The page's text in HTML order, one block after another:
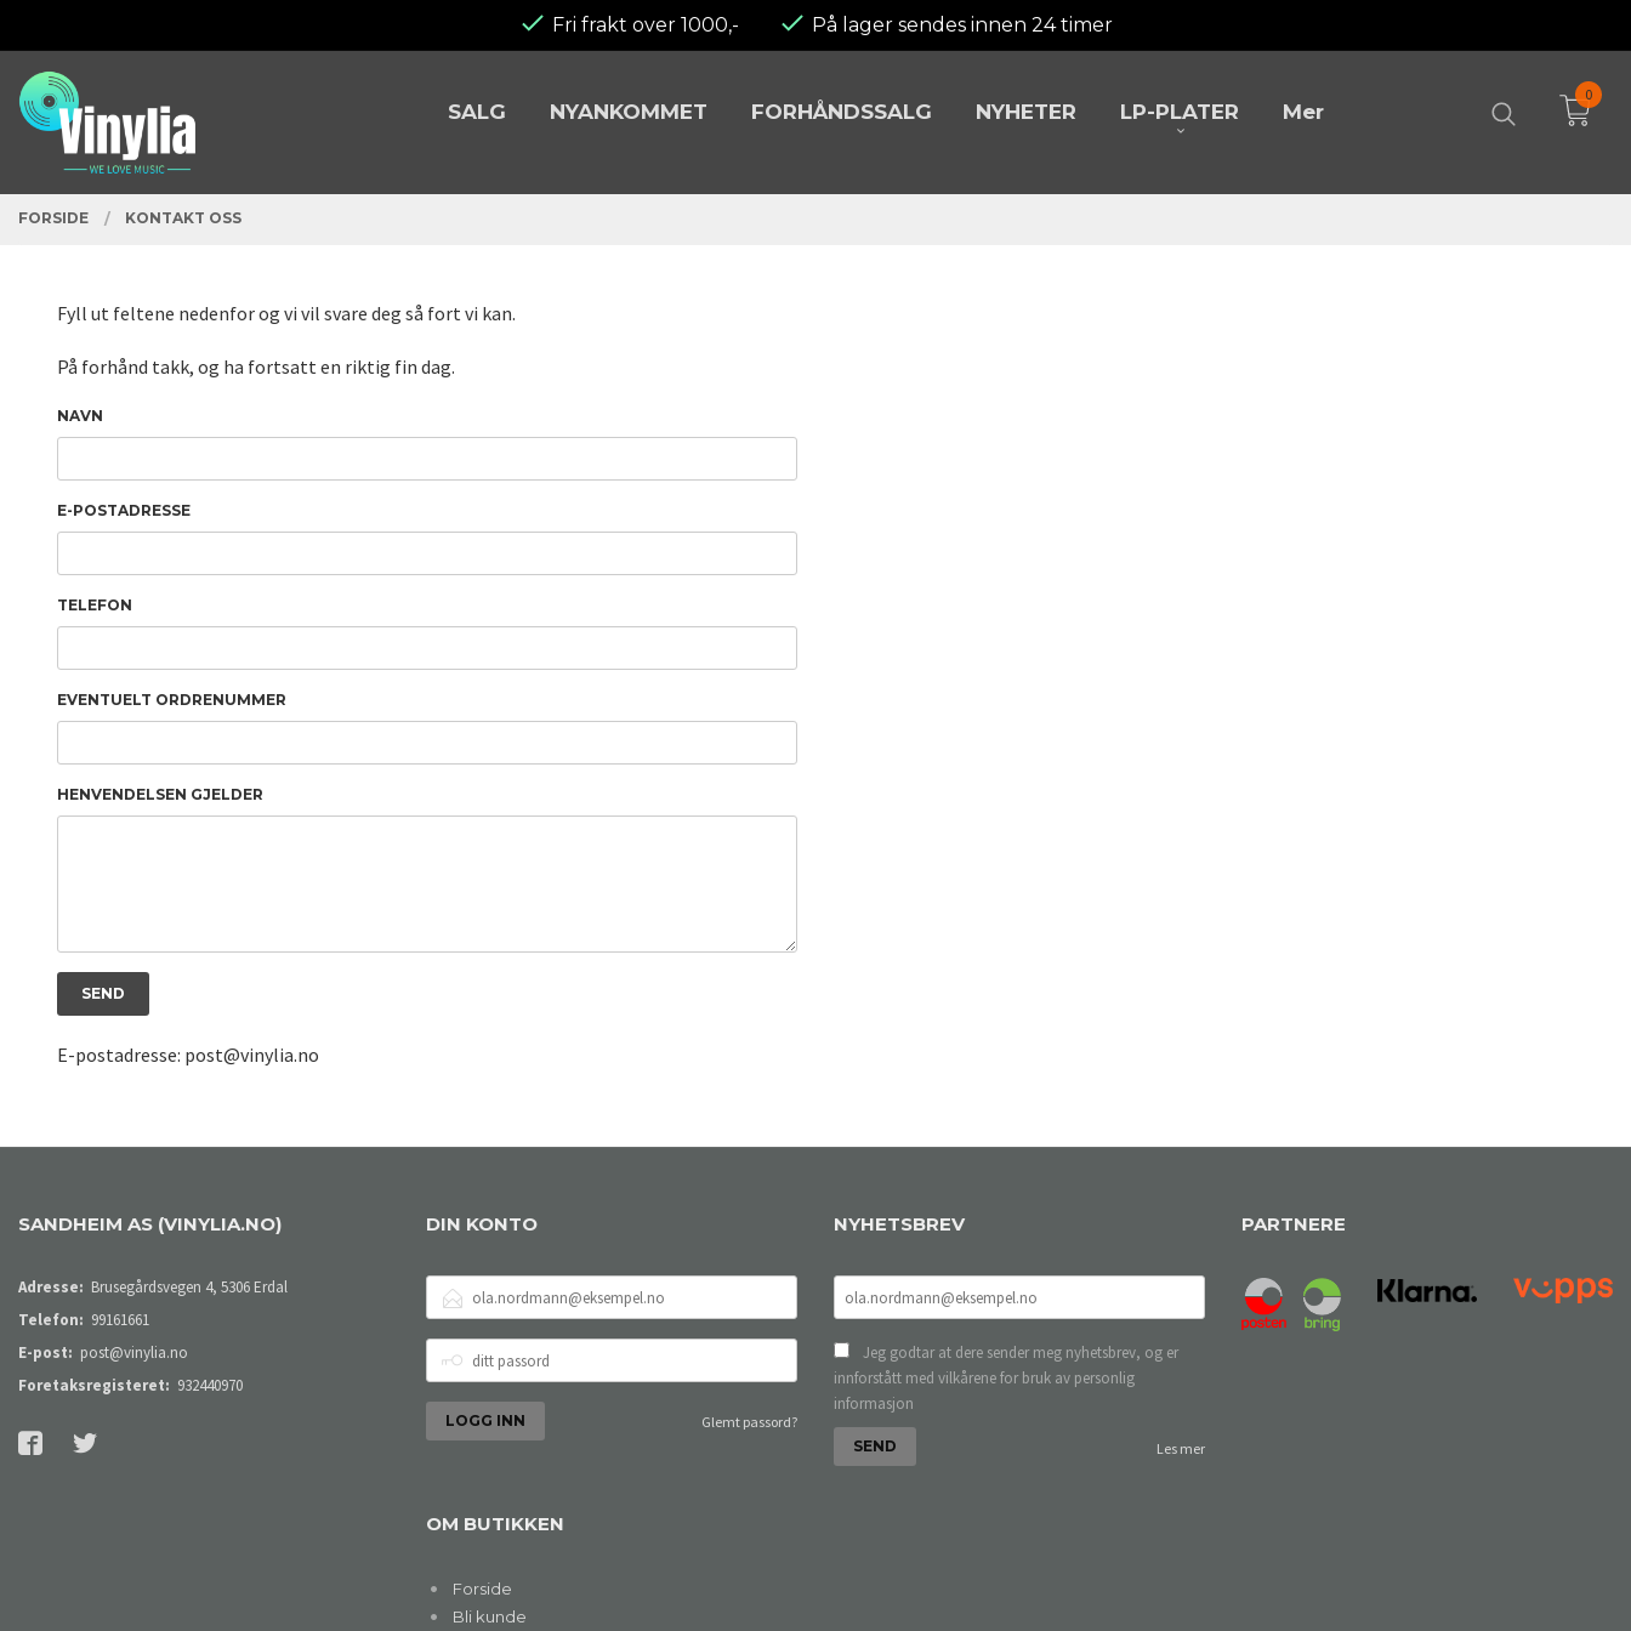
innholdet
Fri frakt over 1000,- På lager sendes innen 24 timer
PRODUKTER
SALG NYANKOMMET FORHÅNDSSALG NYHETER LP-PLATER Mer
0
FORSIDE KONTAKT OSS
Fyll ut feltene nedenfor og vi vil svare deg så fort vi kan.
På forhånd takk, og ha fortsatt en riktig fin dag.
NAVN
E-POSTADRESSE
TELEFON
EVENTUELT ORDRENUMMER
HENVENDELSEN GJELDER
E-postadresse: post@vinylia.no
SANDHEIM AS (VINYLIA.NO)
Adresse: Brusegårdsvegen 4, 5306 Erdal
Telefon: 99161661
E-post: post@vinylia.no
Foretaksregisteret: 932440970
DIN KONTO
POSTADRESSE
PASSORD
Glemt passord?
OM BUTIKKEN
Forside
Bli kunde
NYHETSBREV
Jeg godtar at dere sender meg nyhetsbrev, og er
innforstått med vilkårene for bruk av personlig
informasjon
Les mer
PARTNERE